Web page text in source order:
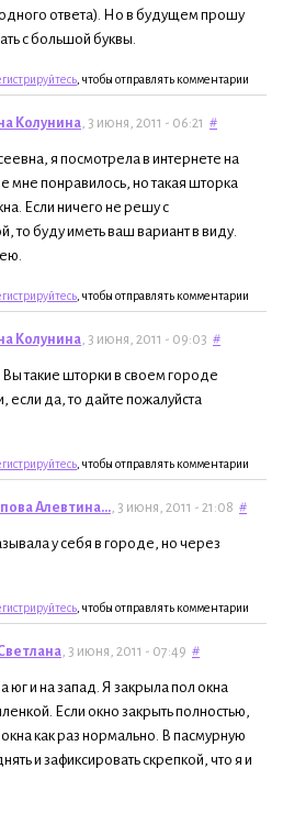
одного ответа). Но в будущем прошу
с большой буквы.
, чтобы отправлять комментарии
Колунина, 3 июня, 2011 - 06:21 #
я посмотрела в интернете на
мне понравилось, но такая шторка
Если ничего не решу с
то буду иметь ваш вариант в виду.
, чтобы отправлять комментарии
Колунина, 3 июня, 2011 - 09:03 #
такие шторки в своем городе
если да, то дайте пожалуйста
, чтобы отправлять комментарии
Алевтина..., 3 июня, 2011 - 21:08 #
у себя в городе, но через
, чтобы отправлять комментарии
, 3 июня, 2011 - 07:49 #
юг и на запад. Я закрыла пол окна
Если окно закрыть полностью,
как раз нормально. В пасмурную
и зафиксировать скрепкой, что я и